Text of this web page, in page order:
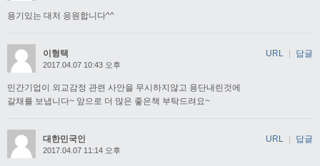
용기있는 대처 응원합니다^^
이형택
2017.04.07 10:43 오후
민간기업이 외교감정 관련 사안을 무시하지않고 용단내린것에
갈채를 보냅니다~ 앞으로 더 많은 좋은책 부탁드려요~
URL | 답글
대한민국인
2017.04.07 11:14 오후
URL | 답글